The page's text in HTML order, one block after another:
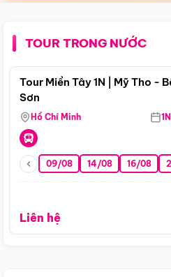
TOUR TRONG NƯỚC
Tour Miền Tây 1N | Mỹ Tho -
Sơn
Hồ Chí Minh
09/08 14/08 16/08
Liên hệ